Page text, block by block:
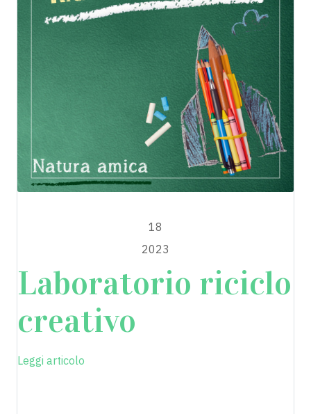
18
2023
Laboratorio riciclo
creativo
Leggi articolo